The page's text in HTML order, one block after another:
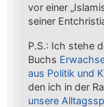
vor einer
seiner
P.S.: Ich stehe
Buchs
aus Politik und
den ich in der
unsere